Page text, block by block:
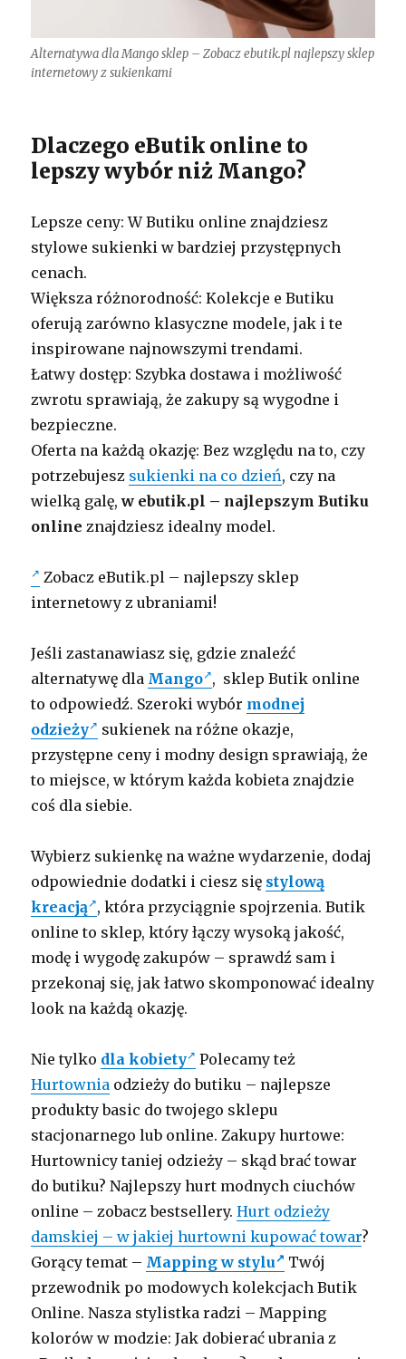
Alternatywa dla Mango sklep – Zobacz ebutik.pl najlepszy sklep
internetowy z sukienkami
Dlaczego eButik online to
lepszy wybór niż Mango?
Lepsze ceny: W Butiku online znajdziesz
stylowe sukienki w bardziej przystępnych
cenach.
Większa różnorodność: Kolekcje e Butiku
oferują zarówno klasyczne modele, jak i te
inspirowane najnowszymi trendami.
Łatwy dostęp: Szybka dostawa i możliwość
zwrotu sprawiają, że zakupy są wygodne i
bezpieczne.
Oferta na każdą okazję: Bez względu na to, czy
potrzebujesz sukienki na co dzień, czy na
wielką galę,w ebutik.pl – najlepszym Butiku
online znajdziesz idealny model.
Zobacz eButik.pl – najlepszy sklep
internetowy z ubraniami!
Jeśli zastanawiasz się, gdzie znaleźć
alternatywę dla Mango , sklep Butik online
to odpowiedź. Szeroki wybór modnej
odzieży
sukienek na różne okazje,
przystępne ceny i modny design sprawiają, że
to miejsce, w którym każda kobieta znajdzie
coś dla siebie.
Wybierz sukienkę na ważne wydarzenie, dodaj
odpowiednie dodatki i ciesz się stylową
kreacją , która przyciągnie spojrzenia. Butik
online to sklep, który łączy wysoką jakość,
modę i wygodę zakupów – sprawdź sam i
przekonaj się, jak łatwo skomponować idealny
look na każdą okazję.
Nie tylko dla kobiety
Polecamy też
Hurtownia odzieży do butiku – najlepsze
produkty basic do twojego sklepu
stacjonarnego lub online. Zakupy hurtowe:
Hurtownicy taniej odzieży – skąd brać towar
do butiku? Najlepszy hurt modnych ciuchów
online – zobacz bestsellery.Hurt odzieży
damskiej – w jakiej hurtowni kupować towar?
Gorący temat – Mapping w stylu
Twój
przewodnik po modowych kolekcjach Butik
Online. Nasza stylistka radzi – Mapping
kolorów w modzie: Jak dobierać ubrania z